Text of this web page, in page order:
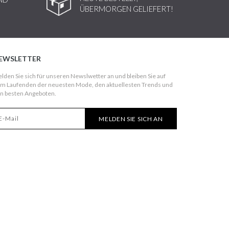
ÜBERMORGEN GELIEFERT!
Sie sich für unseren Newslwetter an und bleiben Sie auf
Laufenden der neuesten Mode, den aktuellesten Trends und
besten Angeboten.
MELDEN SIE SICH AN